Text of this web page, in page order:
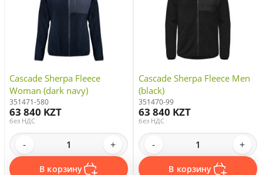
Cascade Sherpa Fleece
Woman (dark navy)
351471-580
63 840 KZT
без НДС
- +
В корзину
Cascade Sherpa Fleece Men
(black)
351470-99
63 840 KZT
без НДС
- +
В корзину